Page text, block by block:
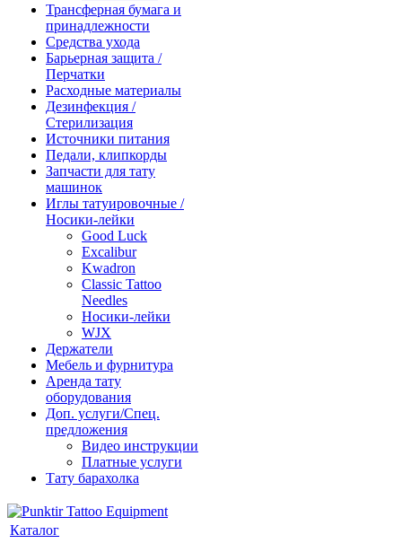
Трансферная бумага и
принадлежности
Средства ухода
Барьерная защита /
Перчатки
Расходные материалы
Дезинфекция /
Стерилизация
Источники питания
Педали, клипкорды
Запчасти для тату
машинок
Иглы татуировочные /
Носики-лейки
Good Luck
Excalibur
Kwadron
Classic Tattoo
Needles
Носики-лейки
WJX
Держатели
Мебель и фурнитура
Аренда тату
оборудования
Доп. услуги/Спец.
предложения
Видео инструкции
Платные услуги
Тату барахолка
Каталог